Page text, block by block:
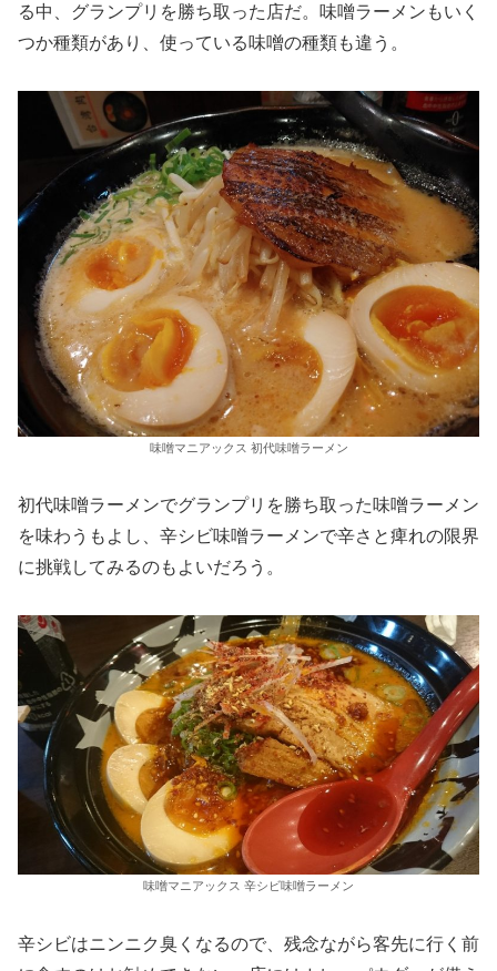
る中、グランプリを勝ち取った店だ。味噌ラーメンもいく
つか種類があり、使っている味噌の種類も違う。
味噌マニアックス 初代味噌ラーメン
初代味噌ラーメンでグランプリを勝ち取った味噌ラーメン
を味わうもよし、辛シビ味噌ラーメンで辛さと痺れの限界
に挑戦してみるのもよいだろう。
味噌マニアックス 辛シビ味噌ラーメン
辛シビはニンニク臭くなるので、残念ながら客先に行く前